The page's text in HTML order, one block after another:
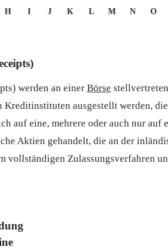
H I J K L M N O
werden an einer Börse
Kreditinstituten ausgestellt werden,
auf eine, mehrere oder auch nur
Aktien gehandelt, die an der
vollständigen Zulassungsverfahren